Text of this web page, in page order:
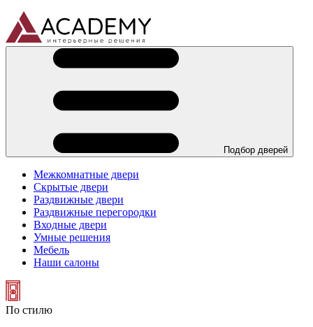
Подбор дверей
Межкомнатные двери
Скрытые двери
Раздвижные двери
Раздвижные перегородки
Входные двери
Умные решения
Мебель
Наши салоны
По стилю